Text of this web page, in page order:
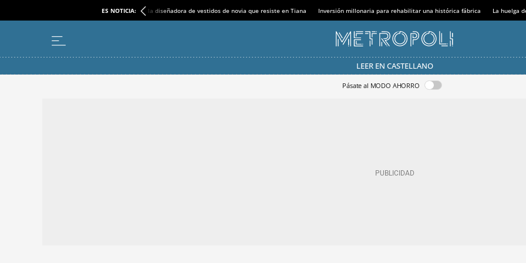
ES NOTICIA: la diseñadora de vestidos de novia que resiste en Tiana Inversión millonaria para rehabilitar una histórica fábrica La huelga
LEER EN CASTELLANO
Pásate al MODO AHORRO